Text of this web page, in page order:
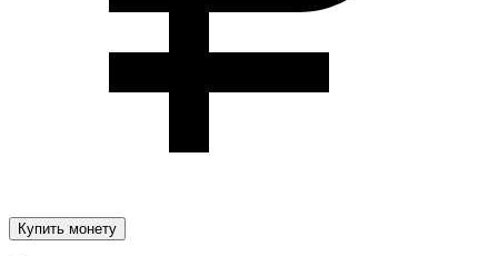
Купить монету